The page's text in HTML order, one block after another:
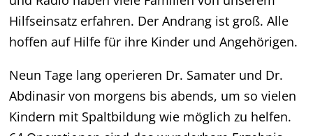
Hilfseinsatz erfahren. Der Andrang ist groß. Alle
hoffen auf Hilfe für ihre Kinder und Angehörigen.
Neun Tage lang operieren Dr. Samater und Dr.
Abdinasir von morgens bis abends, um so vielen
Kindern mit Spaltbildung wie möglich zu helfen.